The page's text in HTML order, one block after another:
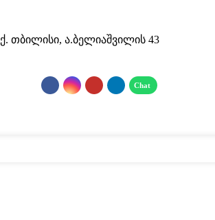
ქ. თბილისი, ა.ბელიაშვილის 43